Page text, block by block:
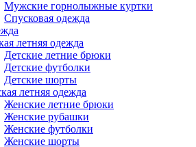
Мужские горнолыжные куртки
Спусковая одежда
летняя одежда
Детские летние брюки
Детские футболки
Детские шорты
летняя одежда
Женские летние брюки
Женские рубашки
Женские футболки
Женские шорты